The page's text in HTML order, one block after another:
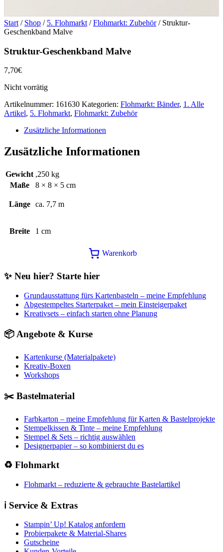
Start / Shop / 5. Flohmarkt /Flohmarkt: Zubehör/ Struktur-
Geschenkband Malve
Struktur-Geschenkband Malve
7,70€
Nicht vorrätig
Artikelnummer: 161630 Kategorien: Flohmarkt: Bänder, 1. Alle
Artikel, 5. Flohmarkt, Flohmarkt: Zubehör
Zusätzliche Informationen
Zusätzliche Informationen
Gewicht ,250 kg
Maße
8 × 8 × 5 cm
Länge ca. 7,7 m
Breite 1 cm
Warenkorb
✨ Neu hier? Starte hier
Grundausstattung fürs Kartenbasteln – meine Empfehlung
Abgestempeltes Starterpaket – mein Einsteigerpaket
Kreativsets – einfach starten ohne Planung
📦 Angebote & Kurse
Kartenkurse (Materialpakete)
Kreativ-Boxen
Workshops
✂️ Bastelmaterial
Farbkarton – meine Empfehlung für Karten & Bastelprojekte
Stempelkissen & Tinte – meine Empfehlung
Stempel & Sets – richtig auswählen
Designerpapier – so kombinierst du es
♻️ Flohmarkt
Flohmarkt – reduzierte & gebrauchte Bastelartikel
ℹ️ Service & Extras
Stampin’ Up! Katalog anfordern
Probierpakete & Material-Shares
Gutscheine